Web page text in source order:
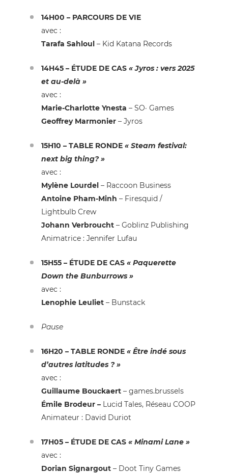
14H00 – PARCOURS DE VIE
avec :
Tarafa Sahloul – Kid Katana Records
14H45 – ÉTUDE DE CAS «Jyros : vers 2025
et au-delà »
avec :
Marie-Charlotte Ynesta – SO· Games
Geoffrey Marmonier – Jyros
15H10 – TABLE RONDE « Steam festival:
next big thing?»
avec :
Mylène Lourdel – Raccoon Business
Antoine Pham-Minh – Firesquid /
Lightbulb Crew
Johann Verbroucht – Goblinz Publishing
Animatrice : Jennifer Lufau
15H55 – ÉTUDE DE CAS « Paquerette
Down the Bunburrows »
avec :
Lenophie Leuliet – Bunstack
Pause
16H20 – TABLE RONDE « Être indé sous
d’autres latitudes ? »
avec :
Guillaume Bouckaert – games.brussels
Émile Brodeur – Lucid Tales, Réseau COOP
Animateur : David Duriot
17H05 – ÉTUDE DE CAS « Minami Lane »
avec :
Dorian Signargout – Doot Tiny Games